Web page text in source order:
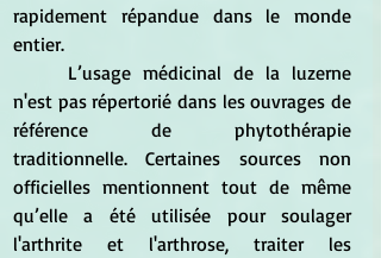
rapidement répandue dans le monde
entier.
n'est pas répertorié dans les ouvrages de
référence de phytothérapie
traditionnelle. Certaines sources non
officielles mentionnent tout de même
qu’elle a été utilisée pour soulager
l'arthrite et l'arthrose, traiter les